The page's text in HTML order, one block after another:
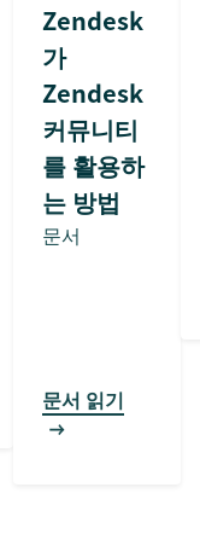
Zendesk
가
Zendesk
커뮤니티
를 활용하
는 방법
문서
문서 읽기